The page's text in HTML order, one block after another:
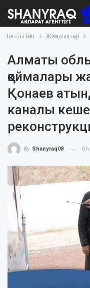
Басты бет Жаңалықтар
Алматы
қоймалары
Қонаев
каналы
By Shanyraq08 On